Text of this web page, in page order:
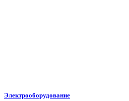
Электрооборудование